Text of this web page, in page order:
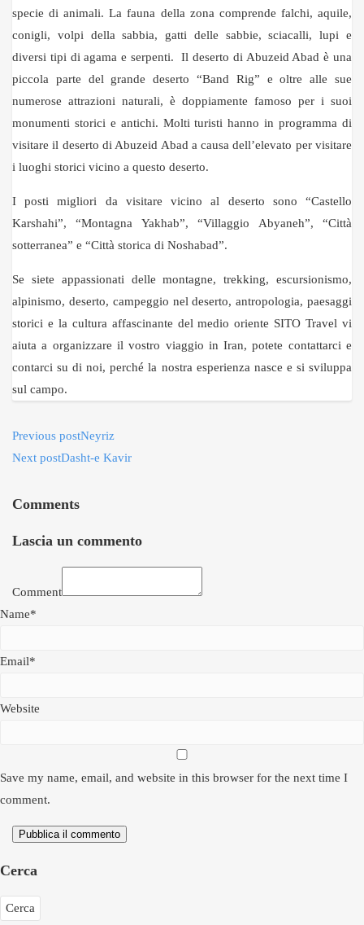
specie di animali. La fauna della zona comprende falchi, aquile,
conigli, volpi della sabbia, gatti delle sabbie, sciacalli, lupi e
diversi tipi di agama e serpenti. Il deserto di Abuzeid Abad è una
piccola parte del grande deserto “Band Rig” e oltre alle sue
numerose attrazioni naturali, è doppiamente famoso per i suoi
monumenti storici e antichi. Molti turisti hanno in programma di
visitare il deserto di Abuzeid Abad a causa dell’elevato per visitare
i luoghi storici vicino a questo deserto.
I posti migliori da visitare vicino al deserto sono “Castello
Karshahi”, “Montagna Yakhab”, “Villaggio Abyaneh”, “Città
sotterranea” e “Città storica di Noshabad”.
Se siete appassionati delle montagne, trekking, escursionismo,
alpinismo, deserto, campeggio nel deserto, antropologia, paesaggi
storici e la cultura affascinante del medio oriente SITO Travel vi
aiuta a organizzare il vostro viaggio in Iran, potete contattarci e
contarci su di noi, perché la nostra esperienza nasce e si sviluppa
sul campo.
Previous postNeyriz
Next postDasht-e Kavir
Comments
Lascia un commento
Comment
Name*
Email*
Website
Save my name, email, and website in this browser for the next time I
comment.
Pubblica il commento
Cerca